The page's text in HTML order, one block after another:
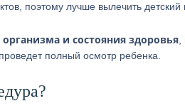
поэтому лучше вылечить детский
и состояния здоровья
полный осмотр ребенка.